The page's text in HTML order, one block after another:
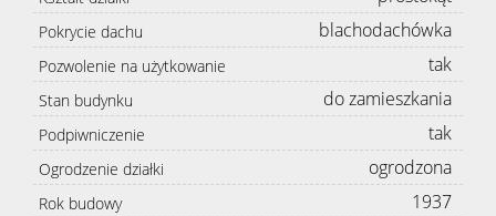
Pokrycie dachu blachodachówka
Pozwolenie na użytkowanie tak
Stan budynku do zamieszkania
Podpiwniczenie tak
Ogrodzenie działki ogrodzona
Rok budowy 1937